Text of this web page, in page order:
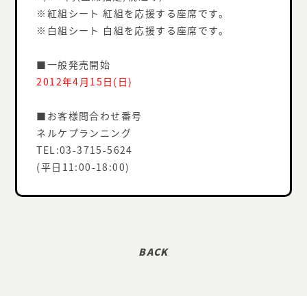
※紅組シート 紅組を応援する座席です。
※白組シート 白組を応援する座席です。
■一般発売開始
2012年4月15日(日)
■お客様問合わせ番号
ネルケプランニング
TEL:03-3715-5624
(平日11:00-18:00)